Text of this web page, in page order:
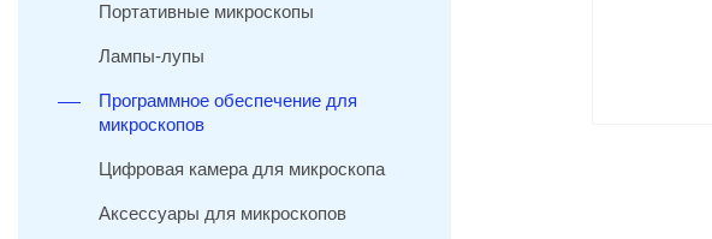
Портативные микроскопы
Лампы-лупы
Программное обеспечение для
микроскопов
Цифровая камера для микроскопа
Аксессуары для микроскопов